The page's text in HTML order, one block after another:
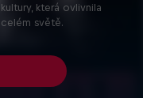
která ovlivnila
světě.